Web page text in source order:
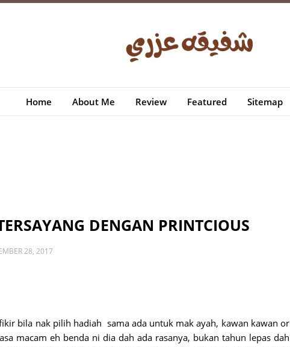
Home About Me Review Featured Sitemap
DENGAN PRINTCIOUS
28, 2017
bila nak pilih hadiah sama ada untuk mak ayah, kawan kawan or
macam eh benda ni dia dah ada rasanya, bukan tahun lepas dah